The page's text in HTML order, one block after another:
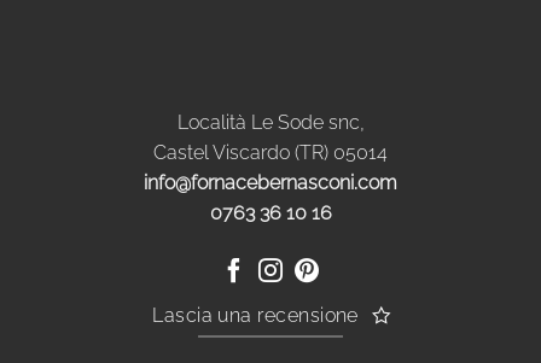
Località Le Sode snc,
Castel Viscardo (TR) 05014
info@fornacebernasconi.com
0763 36 10 16
Lascia una recensione